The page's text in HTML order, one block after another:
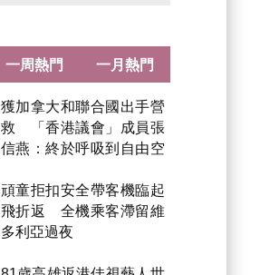
獲加拿大和聯合國出手營
救 「香港議會」成員張
信燕：終於呼吸到自由空
頑童拒扣安全帶客機臨起
飛折返 全機乘客滯留維
多利亞過夜
一周熱門 一月熱門